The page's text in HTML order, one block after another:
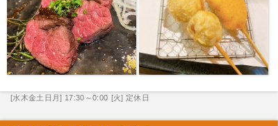
[水木金土日月] 17:30～0:00 [火] 定休日